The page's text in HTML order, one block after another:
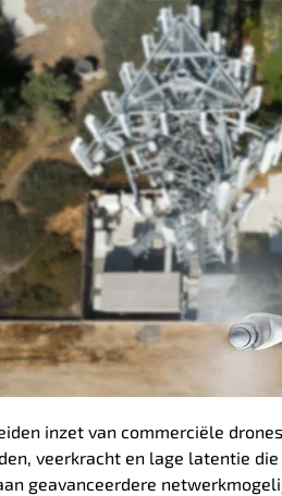
inzet van commerciële
veerkracht en lage latentie
geavanceerdere